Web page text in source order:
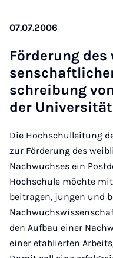
07.07.2006
För­der­ung
s­chreibung
der
Die Hochschulleitung
zur Förderung des
Nachwuchses ein
Hochschule möchte
beitragen, jungen und
den Aufbau einer
einer etablierten